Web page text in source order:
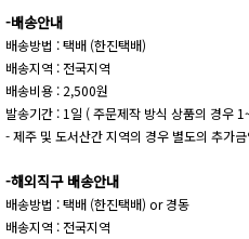
-배송안내
배송방법 : 택배 (한진택배)
배송지역 : 전국지역
배송비용 : 2,500원
발송기간 : 1일 ( 주문제작 방식 상품의 경우
- 제주 및 도서산간 지역의 경우 별도의 추가
-해외직구 배송안내
배송방법 : 택배 (한진택배) or 경동
배송지역 : 전국지역